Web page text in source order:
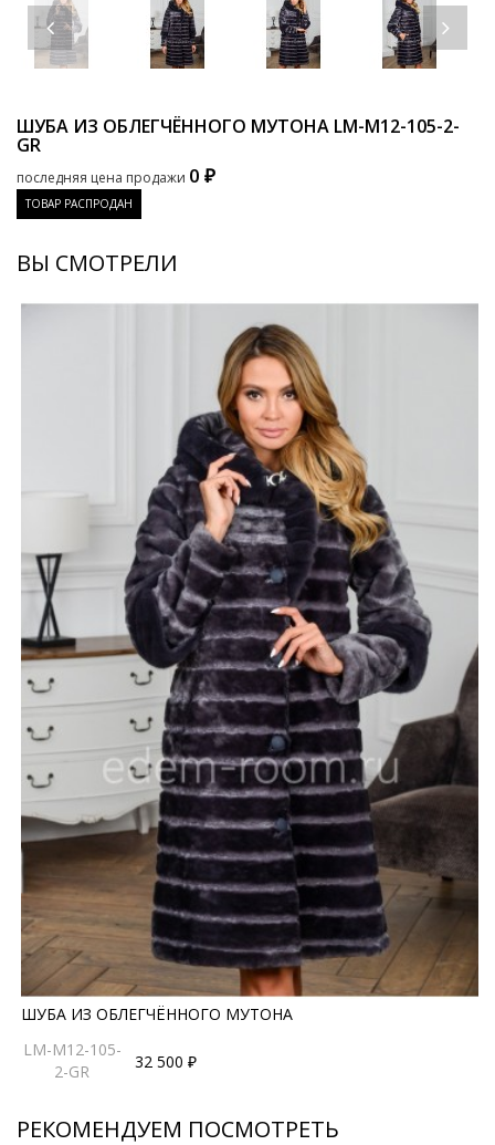
ШУБА ИЗ ОБЛЕГЧЁННОГО МУТОНА LM-M12-105-2-
GR
последняя цена продажи 0 ₽
ТОВАР РАСПРОДАН
ВЫ СМОТРЕЛИ
ШУБА ИЗ ОБЛЕГЧЁННОГО МУТОНА
LM-M12-105-
2-GR
32 500 ₽
РЕКОМЕНДУЕМ ПОСМОТРЕТЬ